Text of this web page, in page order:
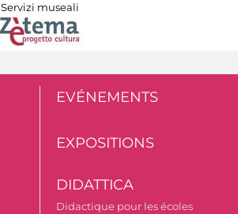
Servizi museali
EVÉNEMENTS
EXPOSITIONS
DIDATTICA
Didactique pour les écoles